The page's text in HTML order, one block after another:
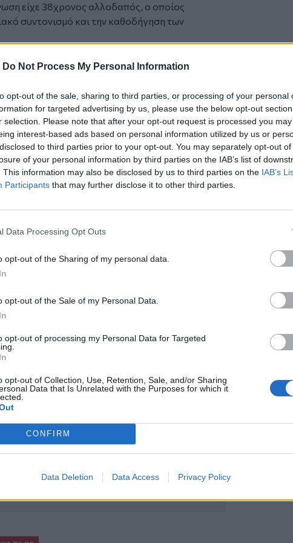
Do Not Process My Personal Information
opt-out of the sale, sharing to third parties, or processing of your personal
for targeted advertising by us, please use the below opt-out
selection. Please note that after your opt-out request is processed you may
interest-based ads based on personal information utilized by us or
to third parties prior to your opt-out. You may separately opt-out of
of your personal information by third parties on the IAB’s list of
This information may also be disclosed by us to third parties on the IAB’s
Participants that may further disclose it to other third parties.
Data Processing Opt Outs
opt-out of the Sharing of my personal data.
opt-out of the Sale of my Personal Data.
opt-out of processing my Personal Data for Targeted
opt-out of Collection, Use, Retention, Sale, and/or Sharing
Data that Is Unrelated with the Purposes for which it
CONFIRM
Data Deletion Data Access Privacy Policy
είχε 38χρονος αλλοδαπός, ο οποίος
συντονισμό και την καθοδήγηση των
Αστυνομία, επέλεγαν κυρίως αιολικά
όπου αφαιρούσαν μετασχηματιστές
φορτηγά. Τα κλοπιμαία οδηγούνταν
τεμαχισμού στον Ασπρόπυργο, όπου
χώρο επεξεργασίας κατασχέθηκαν
τηλέφωνα, μικροποσότητα
διακεκριμένων κλοπών σε
αφαιρεθέντων αντικειμένων
εισαγγελέα.
δίπλα ή απέναντι στον Τσίπρα -
όχι
μη νόμιμων μεταναστών
κλίμακας οι αλλαγές που θα
Google Newsκαι στοFacebook
μας στο